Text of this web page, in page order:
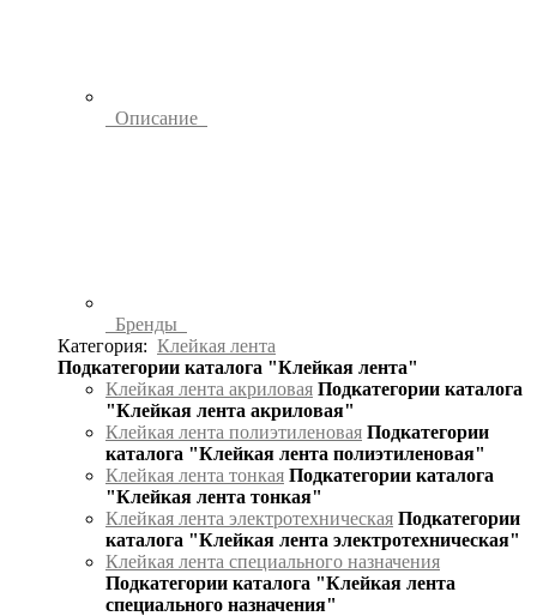
Описание
Бренды
Категория: Клейкая лента
Подкатегории каталога "Клейкая лента"
Клейкая лента акриловая Подкатегории каталога
"Клейкая лента акриловая"
Клейкая лента полиэтиленовая Подкатегории
каталога "Клейкая лента полиэтиленовая"
Клейкая лента тонкая Подкатегории каталога
"Клейкая лента тонкая"
Клейкая лента электротехническая Подкатегории
каталога "Клейкая лента электротехническая"
Клейкая лента специального назначения
Подкатегории каталога "Клейкая лента
специального назначения"